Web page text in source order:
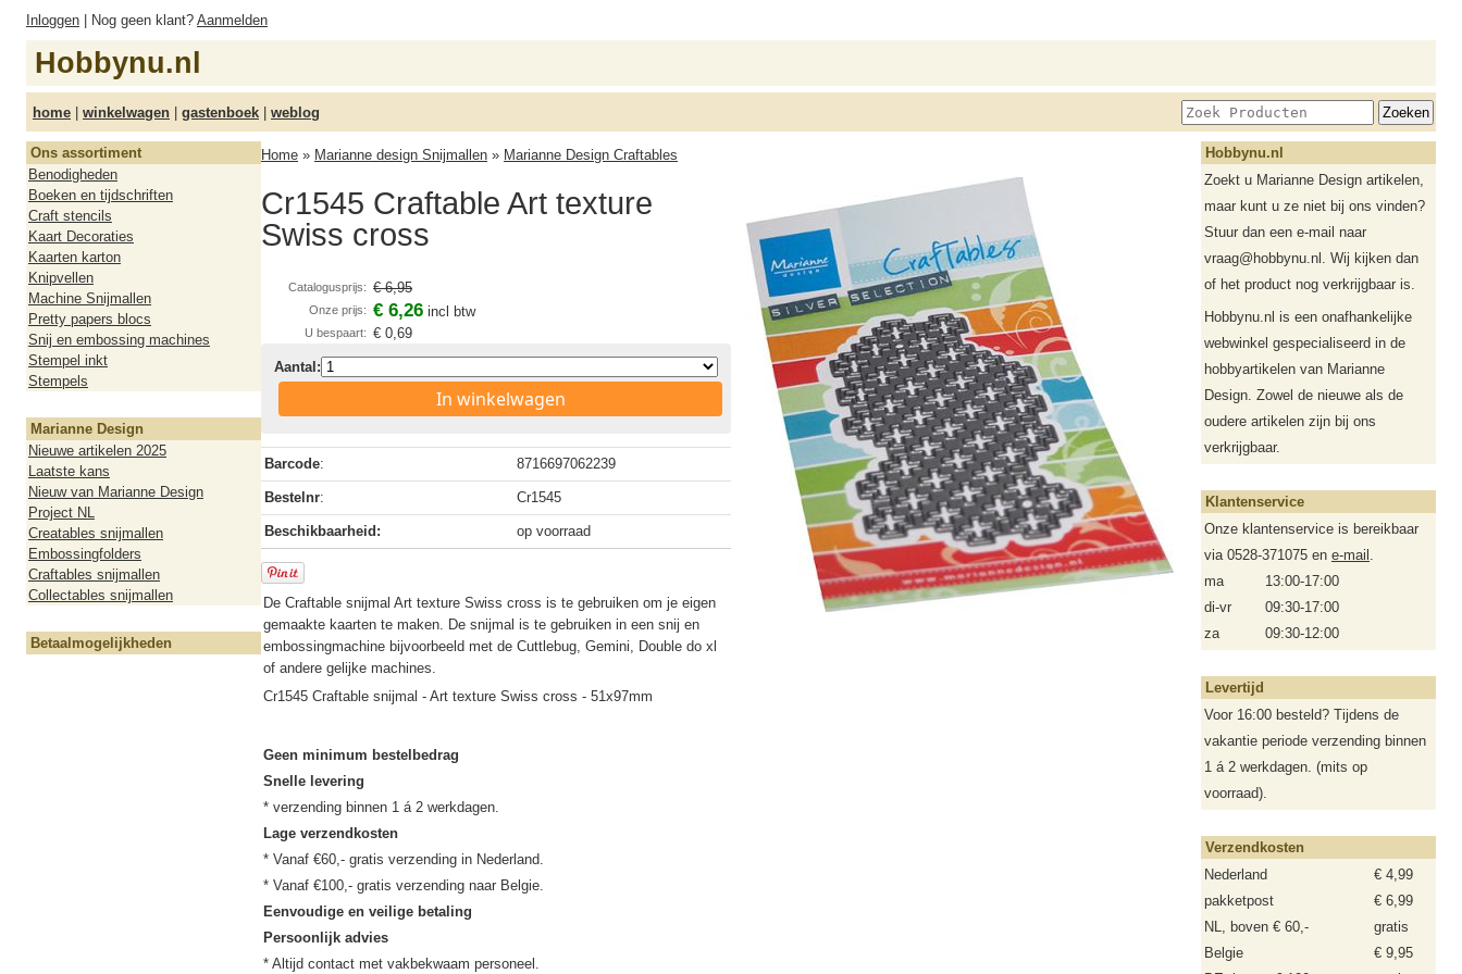
Inloggen | Nog geen klant? Aanmelden
Hobbynu.nl
home | winkelwagen | gastenboek | weblog
Ons assortiment
Benodigheden
Boeken en tijdschriften
Craft stencils
Kaart Decoraties
Kaarten karton
Knipvellen
Machine Snijmallen
Pretty papers blocs
Snij en embossing machines
Stempel inkt
Stempels
Marianne Design
Nieuwe artikelen 2025
Laatste kans
Nieuw van Marianne Design
Project NL
Creatables snijmallen
Embossingfolders
Craftables snijmallen
Collectables snijmallen
Betaalmogelijkheden
Home » Marianne design Snijmallen » Marianne Design Craftables
Cr1545 Craftable Art texture
Swiss cross
Catalogusprijs: € 6,95
Onze prijs: € 6,26 incl btw
U bespaart: € 0,69
Aantal:
In winkelwagen
Barcode: 8716697062239
Bestelnr: Cr1545
Beschikbaarheid: op voorraad
De Craftable snijmal Art texture Swiss cross is te gebruiken om je eigen
gemaakte kaarten te maken. De snijmal is te gebruiken in een snij en
embossingmachine bijvoorbeeld met de Cuttlebug, Gemini, Double do xl
of andere gelijke machines.
Cr1545 Craftable snijmal - Art texture Swiss cross - 51x97mm
Geen minimum bestelbedrag
Snelle levering
Lage verzendkosten
* Vanaf €60,- gratis verzending in Nederland.
Eenvoudige en veilige betaling
Persoonlijk advies
Hobbynu.nl
Zoekt u Marianne Design artikelen,
maar kunt u ze niet bij ons vinden?
Stuur dan een e-mail naar
vraag@hobbynu.nl. Wij kijken dan
of het product nog verkrijgbaar is.
Hobbynu.nl is een onafhankelijke
webwinkel gespecialiseerd in de
hobbyartikelen van Marianne
Design. Zowel de nieuwe als de
oudere artikelen zijn bij ons
verkrijgbaar.
Klantenservice
Onze klantenservice is bereikbaar
via 0528-371075 en e-mail .
ma
13:00-17:00
di-vr
09:30-17:00
za
09:30-12:00
Levertijd
Voor 16:00 besteld? Tijdens de
vakantie periode verzending binnen
1 á 2 werkdagen. (mits op
voorraad).
Verzendkosten
Nederland
€ 4,99
pakketpost
€ 6,99
NL, boven € 60,-
gratis
Belgie
€ 9,95